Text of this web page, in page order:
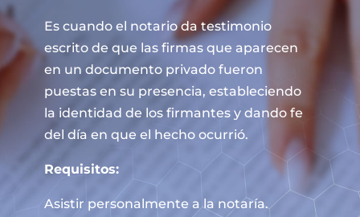
Es cuando el notario da testimonio
escrito de que las firmas que aparecen
en un documento privado fueron
puestas en su presencia, estableciendo
la identidad de los firmantes y dando fe
del día en que el hecho ocurrió.
Requisitos:
Asistir personalmente a la notaría.